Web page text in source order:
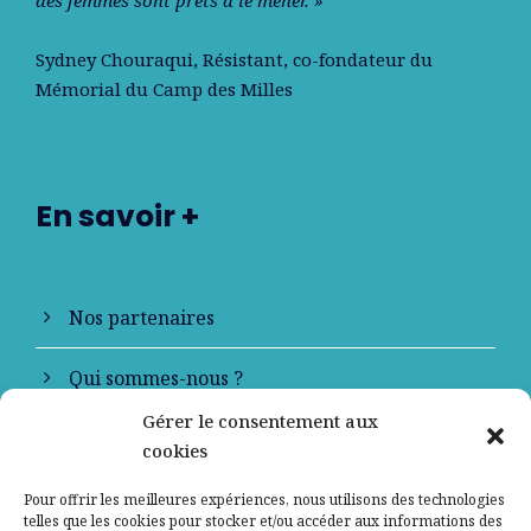
Gérer le consentement aux
cookies
Pour offrir les meilleures expériences, nous utilisons des technologies
telles que les cookies pour stocker et/ou accéder aux informations des
Sydney Chouraqui, Résistant, co-fondateur du
Mémorial du Camp des Milles
En savoir +
Nos partenaires
Qui sommes-nous ?
Contactez-nous
Mentions légales